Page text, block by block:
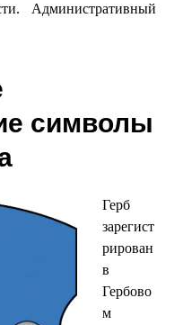
Административный
символы
Герб
зарегист
рирован
в
Гербово
м